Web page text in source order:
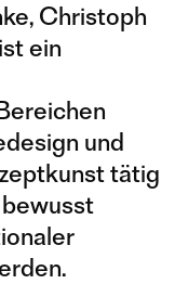
Christoph
ein
und
tätig